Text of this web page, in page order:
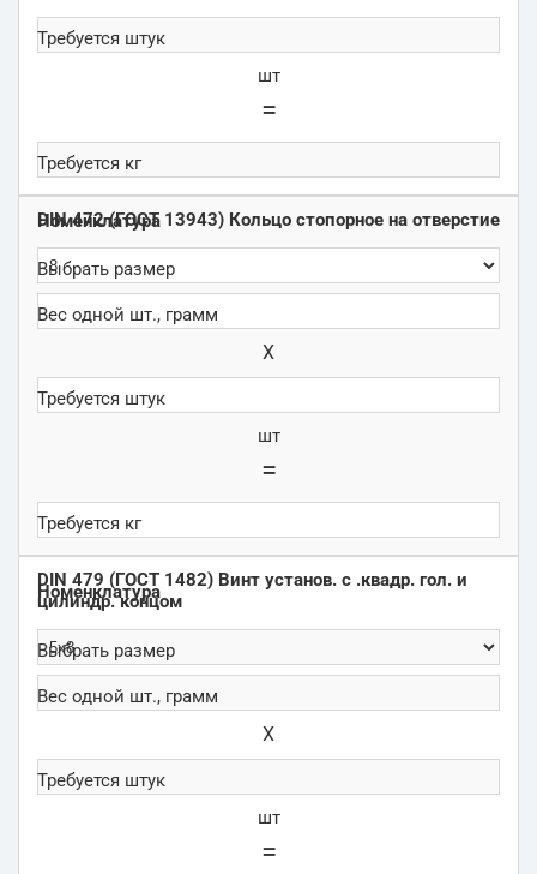
шт
=
DIN 472 (ГОСТ 13943) Кольцо стопорное на отверстие
Х
шт
=
DIN 479 (ГОСТ 1482) Винт установ. с .квадр. гол. и
цилиндр. концом
Х
шт
=